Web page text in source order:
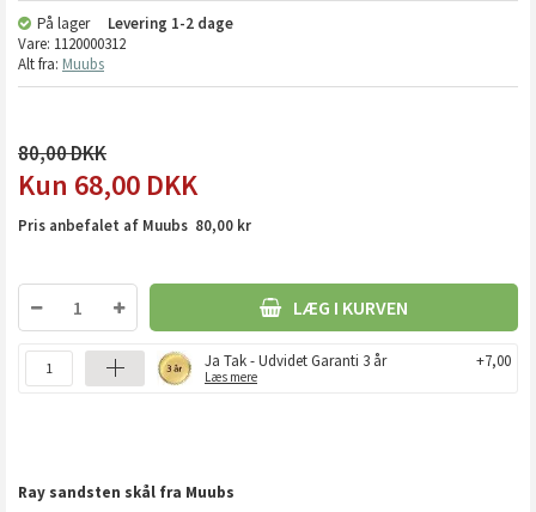
På lager Levering 1-2 dage
Vare: 1120000312
Alt fra: Muubs
80,00
68,00 DKK
Pris anbefalet af Muubs 80,00 kr
LÆG I KURVEN
Ja Tak - Udvidet Garanti 3 år
Læs mere
+7,00
Ray sandsten skål fra Muubs